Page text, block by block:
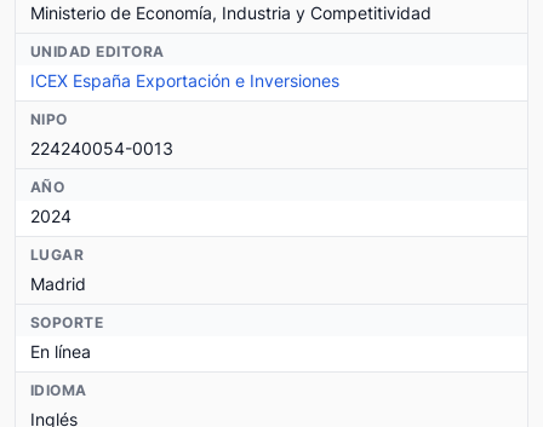
Ministerio de Economía, Industria y Competitividad
UNIDAD EDITORA
ICEX España Exportación e Inversiones
NIPO
224240054-0013
AÑO
2024
LUGAR
Madrid
SOPORTE
En línea
IDIOMA
Inglés